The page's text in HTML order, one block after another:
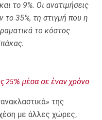
το 9%. Οι ανατιμήσεις
το 35%, τη στιγμή που η
το κόστος
25% μέσα σε έναν χρόνο
της
με άλλες χώρες,